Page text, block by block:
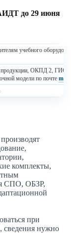
до 29 июня
учебного
продукции, ОКПД 2,
модели по почте
комплекты,
СПО, ОБЗР,
при
сведения нужно